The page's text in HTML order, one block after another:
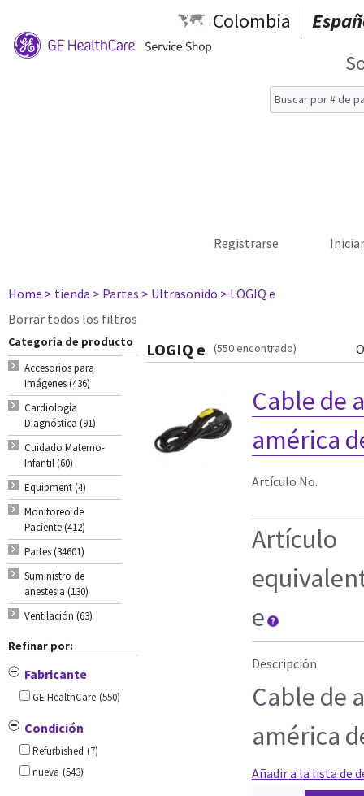
Colombia
Registrarse
Home > tienda > Partes > Ultrasonido > LOGIQ e
Borrar todos los filtros
Categoria de producto
Accesorios para
Imágenes (436)
Cardiología
Diagnóstica (91)
Cuidado Materno-
Infantil (60)
Equipment (4)
Monitoreo de
Paciente (412)
Partes (34601)
Suministro de
anestesia (130)
Ventilación (63)
Refinar por:
Fabricante
GE HealthCare (550)
Condición
Refurbished (7)
nueva (543)
LOGIQ e (550 encontrado)
Cable de
américa
Artículo No.
Artículo
e
Descripción
Cable de
américa
Añadir a la lista de